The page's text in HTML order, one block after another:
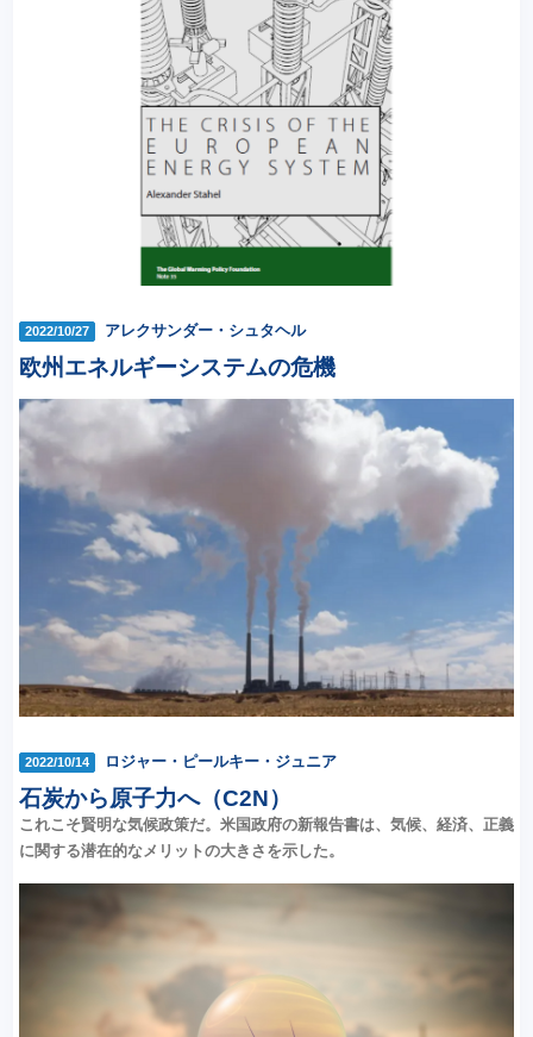
2022/10/27 アレクサンダー・シュタヘル
欧州エネルギーシステムの危機
2022/10/14 ロジャー・ピールキー・ジュニア
石炭から原子力へ（C2N）
これこそ賢明な気候政策だ。米国政府の新報告書は、気候、経済、正義
に関する潜在的なメリットの大きさを示した。